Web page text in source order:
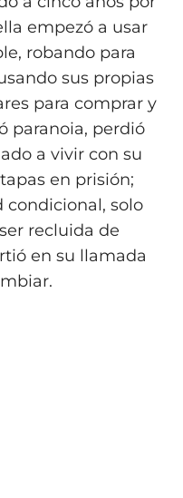
empezó a usar
robando para
sus propias
para comprar y
paranoia, perdió
a vivir con su
en prisión;
solo
recluida de
en su llamada